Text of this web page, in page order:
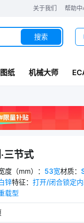
关于我们 帮助中
搜索
纸 机械大师
三节式
度（mm） ： 53宽材质：
锌特征： 打开/闭合锁定
载型